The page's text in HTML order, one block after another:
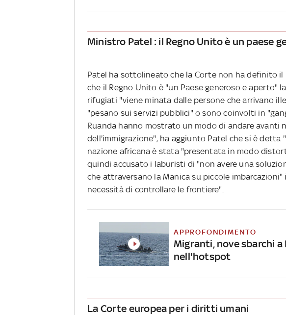
Ministro Patel : il Regno Unito è un paese
Patel ha sottolineato che la Corte non ha definito il
che il Regno Unito è "un Paese generoso e aperto"
rifugiati "viene minata dalle persone che arrivano
"pesano sui servizi pubblici" o sono coinvolti in
Ruanda hanno mostrato un modo di andare avanti
dell'immigrazione", ha aggiunto Patel che si è
nazione africana è stata "presentata in modo
quindi accusato i laburisti di "non avere una
che attraversano la Manica su piccole
necessità di controllare le frontiere".
APPROFONDIMENTO
Migranti, nove sbarchi a
nell'hotspot
La Corte europea per i diritti umani